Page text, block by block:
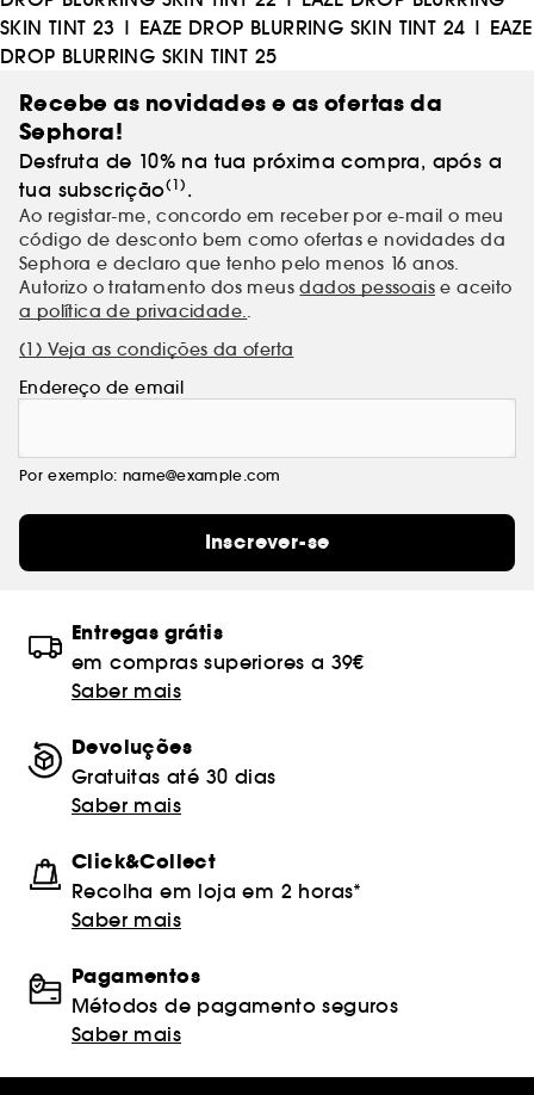
SKIN TINT 23 | EAZE DROP BLURRING SKIN TINT 24 | EAZE
DROP BLURRING SKIN TINT 25
Recebe as novidades e as ofertas da
Sephora!
Desfruta de 10% na tua próxima compra, após a
tua subscrição(1) .
Ao registar-me, concordo em receber por e-mail o meu
código de desconto bem como ofertas e novidades da
Sephora e declaro que tenho pelo menos 16 anos.
Autorizo o tratamento dos meusdados pessoais e aceito
a política de privacidade..
(1) Veja as condições da oferta
Endereço de email
Por exemplo: name@example.com
Inscrever-se
Entregas grátis
em compras superiores a 39€
Saber mais
Devoluções
Gratuitas até 30 dias
Saber mais
Click&Collect
Recolha em loja em 2 horas*
Saber mais
Pagamentos
Métodos de pagamento seguros
Saber mais